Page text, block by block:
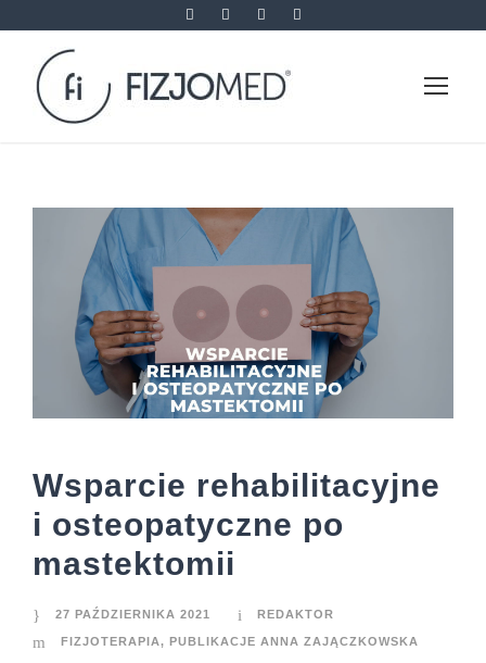
Wsparcie rehabilitacyjne
i osteopatyczne po
mastektomii
27 PAŹDZIERNIKA 2021 REDAKTOR
FIZJOTERAPIA, PUBLIKACJE ANNA ZAJĄCZKOWSKA